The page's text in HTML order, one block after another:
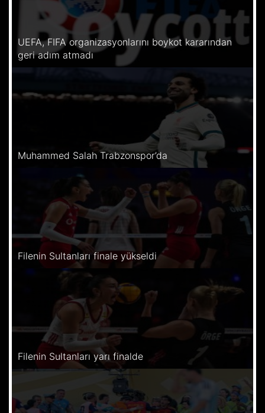
UEFA, FIFA organizasyonlarını boykot kararından
geri adım atmadı
Muhammed Salah Trabzonspor’da
Filenin Sultanları finale yükseldi
Filenin Sultanları yarı finalde